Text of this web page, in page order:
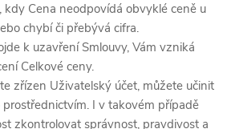
kdy Cena neodpovídá obvyklé ceně u
chybí či přebývá cifra.
k uzavření Smlouvy, Vám vzniká
Celkové ceny.
zřízen Uživatelský účet, můžete učinit
I v takovém případě
zkontrolovat správnost, pravdivost a